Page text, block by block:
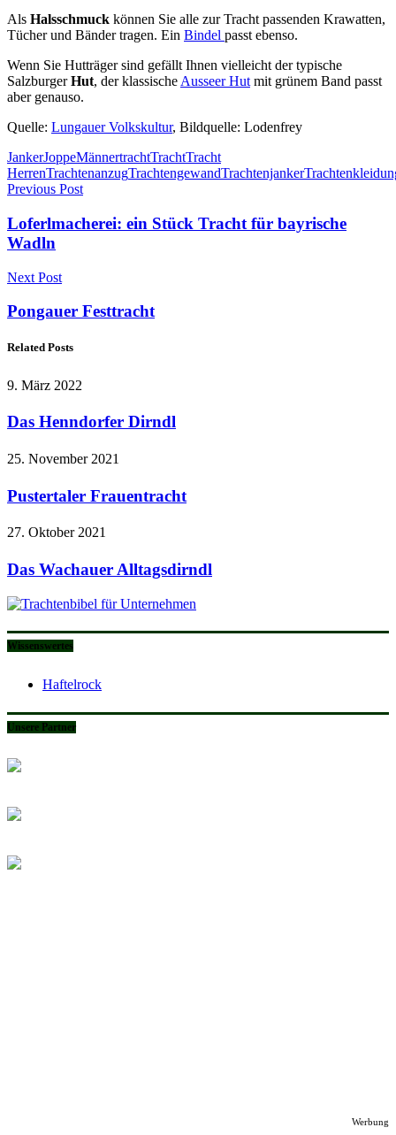
Als Halsschmuck können Sie alle zur Tracht passenden Krawatten,
Tücher und Bänder tragen. Ein Bindel passt ebenso.
Wenn Sie Hutträger sind gefällt Ihnen vielleicht der typische
SalzburgerHut, der klassische Ausseer Hut mit grünem Band passt
aber genauso.
Quelle: Lungauer Volkskultur, Bildquelle: Lodenfrey
JankerJoppeMännertrachtTrachtTracht
HerrenTrachtenanzugTrachtengewandTrachtenjanker
Previous Post
Loferlmacherei: ein Stück Tracht für bayrische
Wadln
Next Post
Pongauer Festtracht
Related Posts
9. März 2022
Das Henndorfer Dirndl
25. November 2021
Pustertaler Frauentracht
27. Oktober 2021
Das Wachauer Alltagsdirndl
Wissenswertes
Haftelrock
Unsere Partner
Werbung